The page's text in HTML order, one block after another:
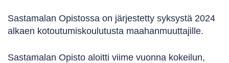
Sastamalan Opistossa on järjestetty syksystä 2024
alkaen kotoutumiskoulutusta maahanmuuttajille.
Sastamalan Opisto aloitti viime vuonna kokeilun,